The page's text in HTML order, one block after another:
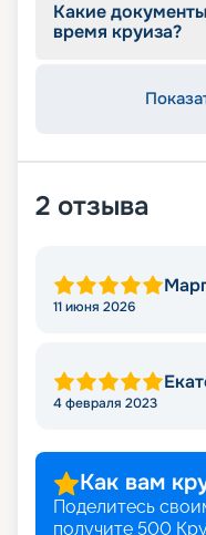
Какие
время круиза?
2 отзыва
11 июня 2026
4 февраля 2023
Как вам
Поделитесь
получите 500